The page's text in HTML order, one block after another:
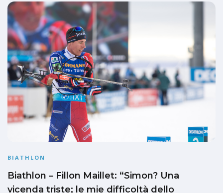
BIATHLON
Biathlon – Fillon Maillet: “Simon? Una
vicenda triste; le mie difficoltà dello